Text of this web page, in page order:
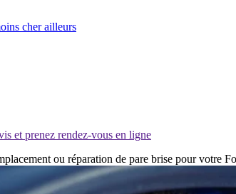
cher ailleurs
et prenez rendez-vous en ligne
ou réparation de pare brise pour votre